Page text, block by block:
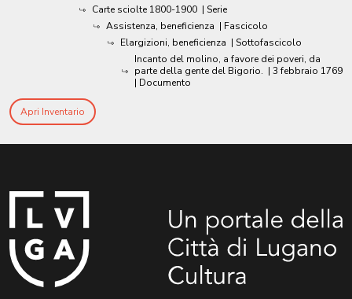
Carte sciolte 1800-1900 | Serie
Assistenza, beneficienza | Fascicolo
Elargizioni, beneficienza | Sottofascicolo
Incanto del molino, a favore dei poveri, da
parte della gente del Bigorio. | 3 febbraio 1769
| Documento
Apri Inventario